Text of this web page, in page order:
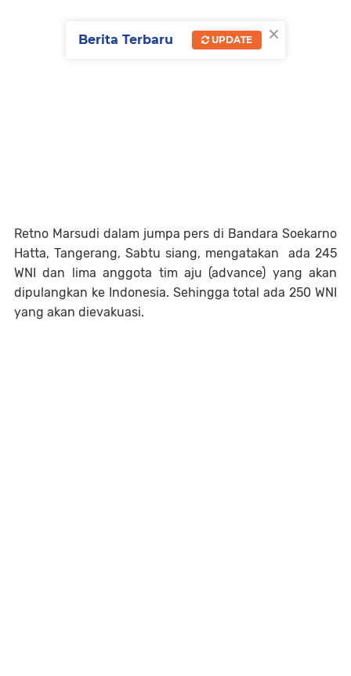
Retno Marsudi dalam jumpa pers di Bandara Soekarno
Hatta, Tangerang, Sabtu siang, mengatakan ada 245
WNI dan lima anggota tim aju (advance) yang akan
dipulangkan ke Indonesia. Sehingga total ada 250 WNI
yang akan dievakuasi.
×
Berita Terbaru UPDATE